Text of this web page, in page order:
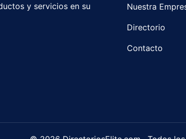
y servicios en su
Nuestra
Directorio
Contacto